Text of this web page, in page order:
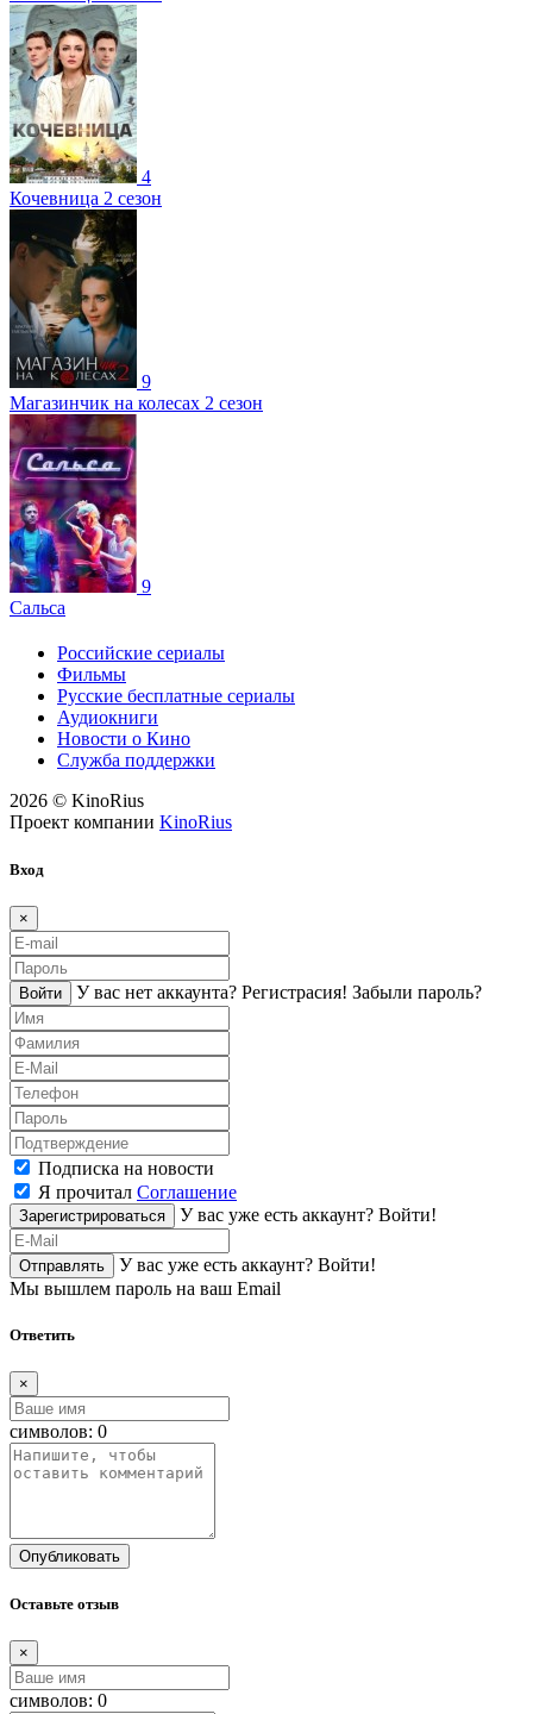
4
Кочевница 2 сезон
9
Магазинчик на колесах 2 сезон
9
Сальса
Российские сериалы
Фильмы
Русские бесплатные сериалы
Аудиокниги
Новости о Кино
Служба поддержки
2026 © KinoRius
Проект компании KinoRius
Вход
×
Войти У вас нет аккаунта? Регистраcия! Забыли пароль?
Подписка на новости
Я прочитал Соглашение
Зарегистрироваться У вас уже есть аккаунт? Войти!
Отправлять У вас уже есть аккаунт? Войти!
Мы вышлем пароль на ваш Email
Ответить
×
символов: 0
Опубликовать
Оставьте отзыв
×
символов: 0